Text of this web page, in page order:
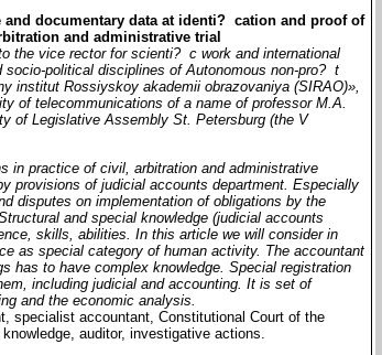
documentary data at identi? cation and proof of
and administrative trial
the vice rector for scienti?c work and international
political disciplines of Autonomous non-pro?t
institut Rossiyskoy akademii obrazovaniya (SIRAO)»,
of telecommunications of a name of professor M.A.
of Legislative Assembly St. Petersburg (the V
in practice of civil, arbitration and administrative
provisions of judicial accounts department. Especially
disputes on implementation of obligations by the
and special knowledge (judicial accounts
skills, abilities. In this article we will consider in
as special category of human activity. The accountant
has to have complex knowledge. Special registration
including judicial and accounting. It is set of
and the economic analysis.
specialist accountant, Constitutional Court of the
auditor, investigative actions.